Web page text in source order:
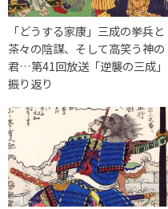
「どうする家康」三成の挙兵と
茶々の陰謀、そして高笑う神の
君…第41回放送「逆襲の三成」
振り返り